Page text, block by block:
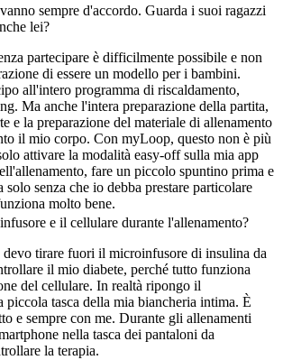
sempre d'accordo. Guarda i suoi ragazzi
lei?
partecipare è difficilmente possibile e non
di essere un modello per i bambini.
all'intero programma di riscaldamento,
Ma anche l'intera preparazione della partita,
e la preparazione del materiale di allenamento
il mio corpo. Con myLoop, questo non è più
attivare la modalità easy-off sulla mia app
fare un piccolo spuntino prima e
senza che io debba prestare particolare
molto bene.
e il cellulare durante l'allenamento?
devo tirare fuori il microinfusore di insulina da
il mio diabete, perché tutto funziona
del cellulare. In realtà ripongo il
piccola tasca della mia biancheria intima. È
e sempre con me. Durante gli allenamenti
nella tasca dei pantaloni da
la terapia.